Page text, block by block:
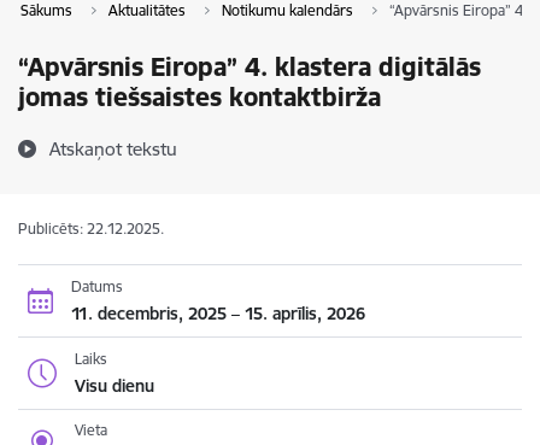
Sākums Aktualitātes Notikumu kalendārs “Apvārsnis Eiropa” 4.
“Apvārsnis Eiropa” 4. klastera digitālās
jomas tiešsaistes kontaktbirža
Atskaņot tekstu
Publicēts: 22.12.2025.
Datums
11. decembris, 2025 – 15. aprīlis, 2026
Laiks
Visu dienu
Vieta